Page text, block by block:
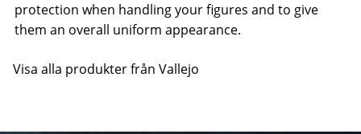
protection when handling your figures and to give
them an overall uniform appearance.
Visa alla produkter från Vallejo